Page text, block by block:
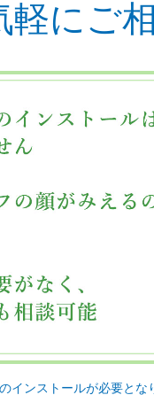
軽にご
インストールが必要とな